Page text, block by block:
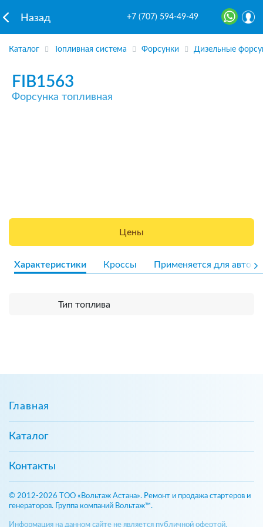
Назад +7 (707) 594-49-49
Каталог Топливная система Форсунки Дизельные
FIB1563
Форсунка топливная
Цены
Характеристики Кроссы Применяется для авто
Тип топлива
Главная
Каталог
Контакты
© 2012-2026 ТОО «Вольтаж Астана». Ремонт и продажа стартеров и
генераторов. Группа компаний Вольтаж™.
Информация на данном сайте не является публичной офертой,